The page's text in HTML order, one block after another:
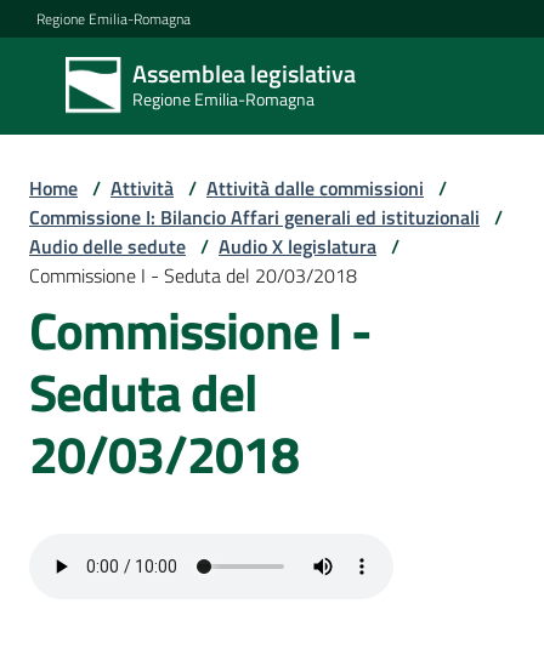
Vai al contenuto
Vai alla navigazione
Vai al footer
Regione Emilia-Romagna
Assemblea legislativa
Regione Emilia-Romagna
Assemblea
legislativa
Regione Emilia-
Assemblea
Attività
Argomenti
Home / Attività / Attività dalle commissioni /
Commissione I: Bilancio Affari generali ed istituzionali /
Audio delle sedute / Audio X legislatura /
Commissione I - Seduta del 20/03/2018
Commissione I -
Seduta del
20/03/2018